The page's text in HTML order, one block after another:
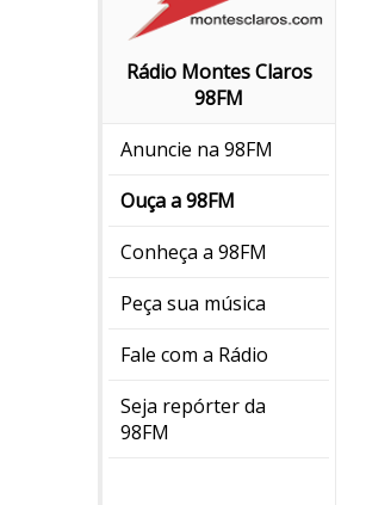
Rádio Montes Claros
98FM
Anuncie na 98FM
Ouça a 98FM
Conheça a 98FM
Peça sua música
Fale com a Rádio
Seja repórter da
98FM